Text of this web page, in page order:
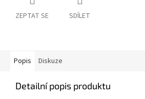
ZEPTAT SE SDÍLET
Popis Diskuze
Detailní popis produktu